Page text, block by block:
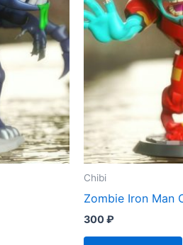
Chibi
Zombie Iron Man
300₽